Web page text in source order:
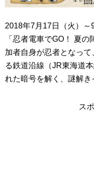
2018年7月17日（火）
「忍者電車でGO！ 夏
加者自身が忍者となっ
る鉄道沿線（JR東海道
れた暗号を解く、謎解き
ス